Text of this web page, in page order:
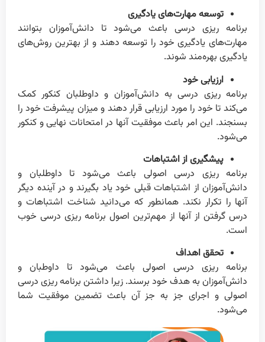
توسعه مهارت‌های یادگیری
برنامه ریزی درسی باعث می‌شود تا دانش‌آموزان بتوانند
مهارت‌های یادگیری خود را توسعه دهند و از بهترین روش‌های
یادگیری بهره‌مند شوند.
ارزیابی خود
برنامه ریزی درسی به دانش‌آموزان و داوطلبان کنکور کمک
می‌کند تا خود را مورد ارزیابی قرار دهند و میزان پیشرفت خود را
بسنجند. این امر باعث موفقیت آنها در امتحانات نهایی و کنکور
می‌شود.
پیشگیری از اشتباهات
برنامه ریزی درسی اصولی باعث می‌شود تا داوطلبان و
دانش‌آموزان از اشتباهات قبلی خود یاد بگیرند و در آینده دیگر
آنها را تکرار نکند. همانطور که می‌دانید شناخت اشتباهات و
درس گرفتن از آنها از مهم‌ترین اصول برنامه ریزی درسی خوب
است.
تحقق اهداف
برنامه ریزی درسی اصولی باعث می‌شود تا داوطبان و
دانش‌آموزان به هدف خود برسند. زیرا داشتن برنامه ریزی درسی
اصولی و اجرای جز به جز آن باعث تضمین موفقیت شما
می‌شود.